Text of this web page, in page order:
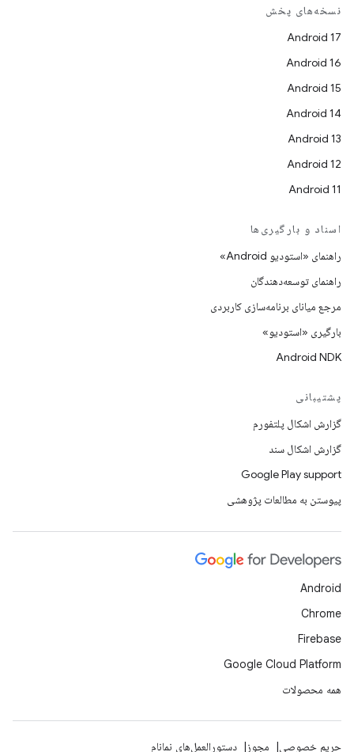
نسخه‌های پخش
Android 17
Android 16
Android 15
Android 14
Android 13
Android 12
Android 11
اسناد و بارگیری‌ها
راهنمای «استودیو Android»
راهنمای توسعه‌دهندگان
مرجع میانای برنامه‌سازی کاربردی
بارگیری «استودیو»
Android NDK
پشتیبانی
گزارش اشکال پلتفورم
گزارش اشکال سند
Google Play support
پیوستن به مطالعات پژوهشی
Android
Chrome
Firebase
Google Cloud Platform
همه محصولات
حریم خصوصی مجوز دستورالعمل‌های نمانام